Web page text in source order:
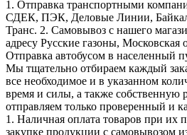
1. Отправка транспортными
СДЕК, ПЭК, Деловые Линии,
Транс. 2. Самовывоз с нашего
адресу Русские газоны, Московская
Отправка автобусом в населенный
Мы тщательно отбираем каждый
все необходимое и в указанном
время и силы, а также собственную
отправляем только проверенный и
1. Наличная оплата товаров при их
закупке продукции с самовывозом